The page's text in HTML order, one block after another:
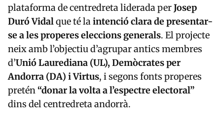
plataforma de centredreta liderada perJosep
Duró Vidalque té laintenció clara de presentar-
se a les properes eleccions generals. El projecte
neix amb l’objectiu d’agrupar antics membres
d’Unió Laurediana (UL), Demòcrates per
Andorra (DA) i Virtus, i segons fonts properes
pretén “donar la volta a l’espectre electoral”
dins del centredreta andorrà.